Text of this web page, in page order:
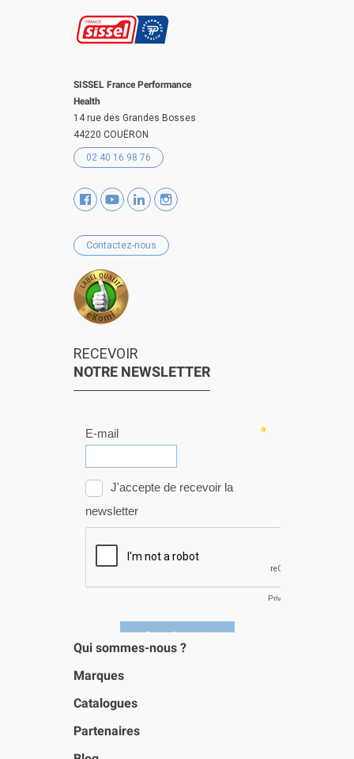
SISSEL France Performance
Health
14 rue des Grandes Bosses
44220 COUËRON
02 40 16 98 76
Contactez-nous
RECEVOIR
NOTRE NEWSLETTER
Qui sommes-nous ?
Marques
Catalogues
Partenaires